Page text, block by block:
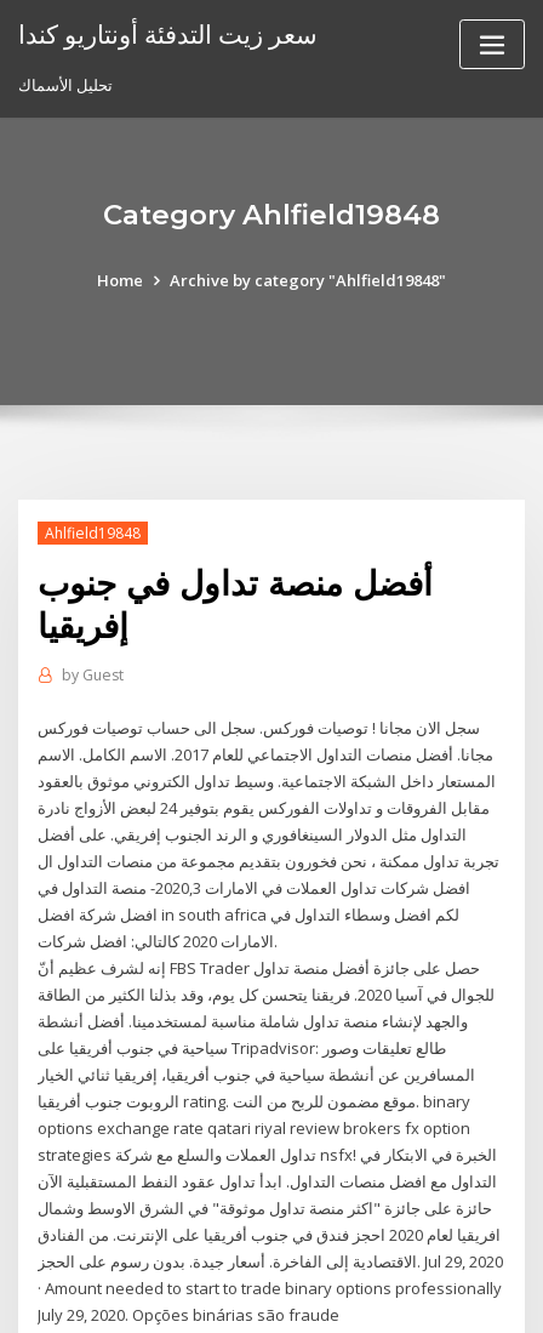
سعر زيت التدفئة أونتاريو كندا
تحليل الأسماك
Category Ahlfield19848
Home Archive by category "Ahlfield19848"
Ahlfield19848
أفضل منصة تداول في جنوب
إفريقيا
by Guest
سجل الان مجانا ! توصيات فوركس. سجل الى حساب توصيات فوركس
مجانا. أفضل منصات التداول الاجتماعي للعام 2017. الاسم الكامل. الاسم
المستعار داخل الشبكة الاجتماعية. وسيط تداول الكتروني موثوق بالعقود
مقابل الفروقات و تداولات الفوركس يقوم بتوفير 24 لبعض الأزواج نادرة
التداول مثل الدولار السينغافوري و الرند الجنوب إفريقي. على أفضل
تجربة تداول ممكنة ، نحن فخورون بتقديم مجموعة من منصات التداول ال
افضل شركات تداول العملات في الامارات 2020,3- منصة التداول في
افضل شركة افضل in south africa لكم افضل وسطاء التداول في
الامارات 2020 كالتالي: افضل شركات.
إنه لشرف عظيم أنّ FBS Trader حصل على جائزة أفضل منصة تداول
للجوال في آسيا 2020. فريقنا يتحسن كل يوم، وقد بذلنا الكثير من الطاقة
والجهد لإنشاء منصة تداول شاملة مناسبة لمستخدمينا. أفضل أنشطة
سياحية في جنوب أفريقيا على Tripadvisor: طالع تعليقات وصور
المسافرين عن أنشطة سياحية في جنوب أفريقيا، إفريقيا ثنائي الخيار
الروبوت جنوب أفريقيا rating. موقع مضمون للربح من النت. binary
options exchange rate qatari riyal review brokers fx option
strategies تداول العملات والسلع مع شركة nsfx! الخبرة في الابتكار في
التداول مع افضل منصات التداول. ابدأ تداول عقود النفط المستقبلية الآن
حائزة على جائزة "اكثر منصة تداول موثوقة" في الشرق الاوسط وشمال
افريقيا لعام 2020 احجز فندق في جنوب أفريقيا على الإنترنت. من الفنادق
الاقتصادية إلى الفاخرة. أسعار جيدة. بدون رسوم على الحجز. Jul 29, 2020
· Amount needed to start to trade binary options professionally
July 29, 2020. Opções binárias são fraude